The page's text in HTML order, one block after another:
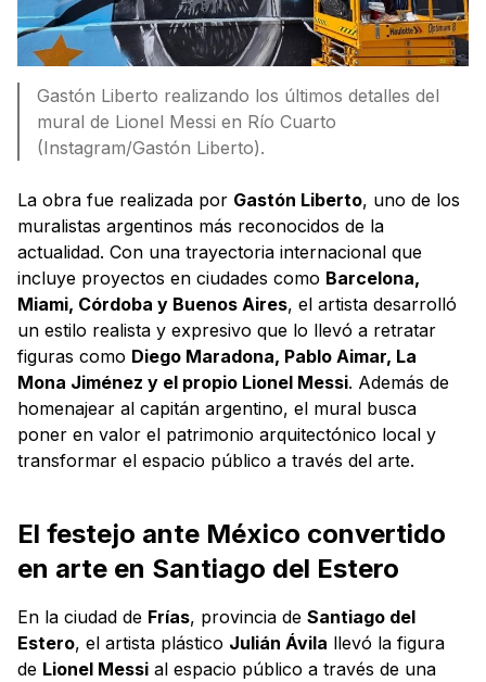
Gastón Liberto realizando los últimos detalles del
mural de Lionel Messi en Río Cuarto
(Instagram/Gastón Liberto).
La obra fue realizada por Gastón Liberto, uno de los
muralistas argentinos más reconocidos de la
actualidad. Con una trayectoria internacional que
incluye proyectos en ciudades como Barcelona,
Miami, Córdoba y Buenos Aires, el artista desarrolló
un estilo realista y expresivo que lo llevó a retratar
figuras como Diego Maradona, Pablo Aimar, La
Mona Jiménez y el propio Lionel Messi. Además de
homenajear al capitán argentino, el mural busca
poner en valor el patrimonio arquitectónico local y
transformar el espacio público a través del arte.
El festejo ante México convertido
en arte en Santiago del Estero
En la ciudad de Frías, provincia de Santiago del
Estero, el artista plástico Julián Ávila llevó la figura
de Lionel Messi al espacio público a través de una